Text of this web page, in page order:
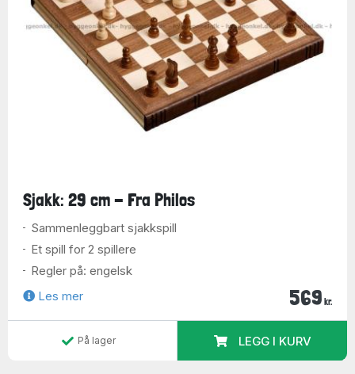
Sjakk: 29 cm - Fra Philos
Sammenleggbart sjakkspill
Et spill for 2 spillere
Regler på: engelsk
Les mer
569 kr.
På lager LEGG I KURV